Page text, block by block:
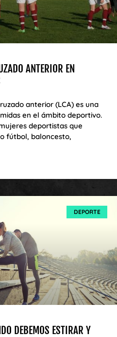
ANTERIOR EN
anterior (LCA) es una
en el ámbito deportivo.
deportistas que
fútbol, baloncesto,
DEPORTE
DEBEMOS ESTIRAR Y